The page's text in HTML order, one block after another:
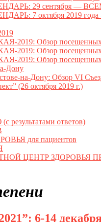
29 сентября —
7 октября 2019
Обзор посещенных
Обзор посещенных
Обзор посещенных
Дону
на-Дону: Обзор VI
(26 октября 2019 г.)
ответов)
для пациентов
ЦЕНТР ЗДОРОВЬЯ
6-14 декабря